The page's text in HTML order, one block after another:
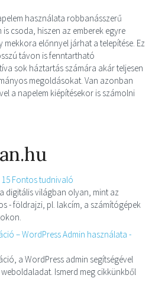
használata robbanásszerű
is csoda, hiszen az emberek egyre
mekkora előnnyel járhat a telepítése. Ez
távon is fenntartható
sok háztartás számára akár teljesen
megoldásokat. Van azonban
a napelem kiépítésekor is számolni
15 Fontos tudnivaló
a digitális világban olyan, mint az
- földrajzi, pl. lakcím, a számítógépek
– WordPress Admin használata -
a WordPress admin segítségével
Ismerd meg cikkünkből